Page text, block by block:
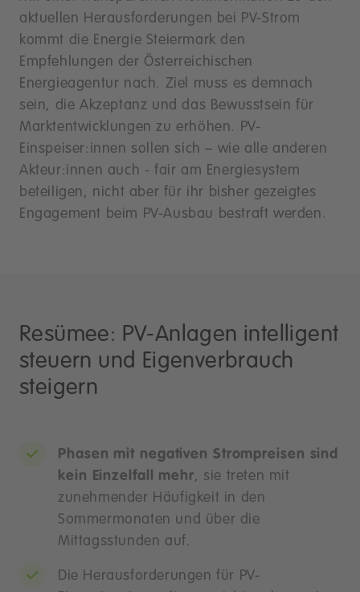
aktuellen Herausforderungen bei PV-Strom
kommt die Energie Steiermark den
Empfehlungen der Österreichischen
Energieagentur nach. Ziel muss es demnach
sein, die Akzeptanz und das Bewusstsein für
Marktentwicklungen zu erhöhen. PV-
Einspeiser:innen sollen sich – wie alle anderen
Akteur:innen auch - fair am Energiesystem
beteiligen, nicht aber für ihr bisher gezeigtes
Engagement beim PV-Ausbau bestraft werden.
Resümee: PV-Anlagen intelligent
steuern und Eigenverbrauch
steigern
Phasen mit negativen Strompreisen sind
kein Einzelfall mehr, sie treten mit
zunehmender Häufigkeit in den
Sommermonaten und über die
Mittagsstunden auf.
Die Herausforderungen für PV-